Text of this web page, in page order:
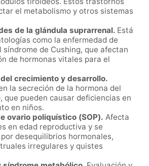
el metabolismo y otros sistemas
de la glándula suprarrenal. Está
como la enfermedad de
síndrome de Cushing, que afectan
de hormonas vitales para el
crecimiento y desarrollo.
la secreción de la hormona del
que pueden causar deficiencias en
en niños.
ovario poliquístico (SOP). Afecta
en edad reproductiva y se
desequilibrios hormonales,
irregulares y quistes